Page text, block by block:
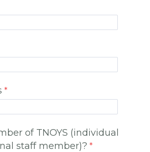
of TNOYS (individual
staff member)?